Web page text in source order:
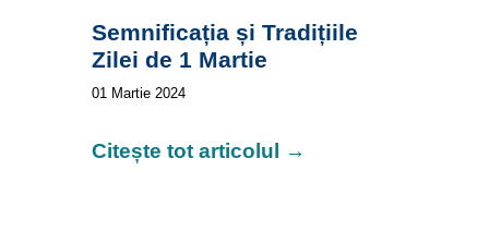
Semnificația și Tradițiile
Zilei de 1 Martie
01 Martie 2024
Citește tot articolul →